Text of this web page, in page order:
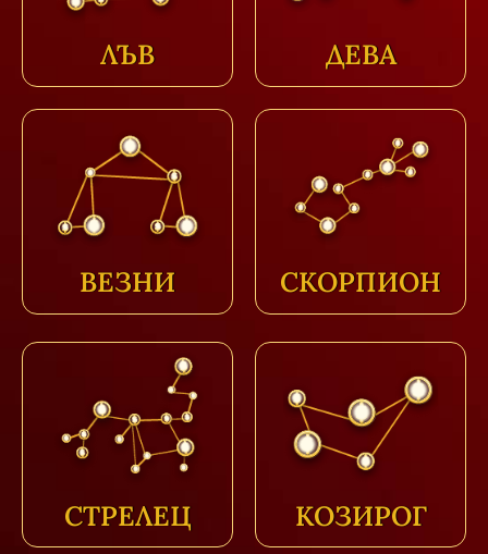
ЛЪВ ДЕВА
ВЕЗНИ СКОРПИОН
СТРЕЛЕЦ КОЗИРОГ